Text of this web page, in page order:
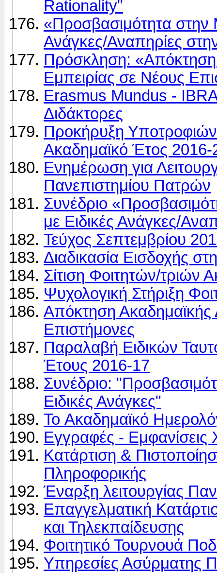
Rationality"
«Προσβασιμότητα στην
Ανάγκες/Αναπηρίες
Πρόσκληση: «Απόκτηση
Εμπειρίας σε Νέους
Erasmus Mundus -
Διδάκτορες
Προκήρυξη
Ακαδημαϊκό Έτος 2016-
Ενημέρωση για
Πανεπιστημίου Πατρών
Συνέδριο
με Ειδικές Ανάγκες/
Τεύχος Σεπτεμβρίου
Διαδικασία Εισδοχής
Σίτιση Φοιτητών/
Ψυχολογική Στήριξη
Απόκτηση Ακαδημαϊκής
Επιστήμονες
Παραλαβή Ειδικών
Έτους 2016-17
Συνέδριο:
Ειδικές Ανάγκες"
Το Aκαδημαϊκό
Εγγραφές -
Κατάρτιση &
Πληροφορικής
Έναρξη λειτουργίας
Επαγγελματική
και Τηλεκπαίδευσης
Φοιτητικό Τουρνουά
Υπηρεσίες Ασύρματης